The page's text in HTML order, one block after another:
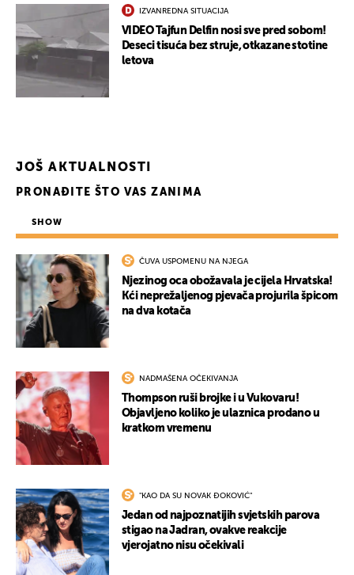
IZVANREDNA SITUACIJA
VIDEO Tajfun Delfin nosi sve pred sobom!
Deseci tisuća bez struje, otkazane stotine
letova
JOŠ AKTUALNOSTI
PRONAĐITE ŠTO VAS ZANIMA
SHOW
ČUVA USPOMENU NA NJEGA
Njezinog oca obožavala je cijela Hrvatska!
Kći neprežaljenog pjevača projurila špicom
na dva kotača
NADMAŠENA OČEKIVANJA
Thompson ruši brojke i u Vukovaru!
Objavljeno koliko je ulaznica prodano u
kratkom vremenu
"KAO DA SU NOVAK ĐOKOVIĆ"
Jedan od najpoznatijih svjetskih parova
stigao na Jadran, ovakve reakcije
vjerojatno nisu očekivali